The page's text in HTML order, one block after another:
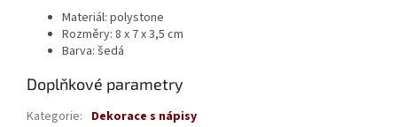
Materiál: polystone
Rozměry: 8 x 7 x 3,5 cm
Barva: šedá
Doplňkové parametry
Kategorie: Dekorace s nápisy